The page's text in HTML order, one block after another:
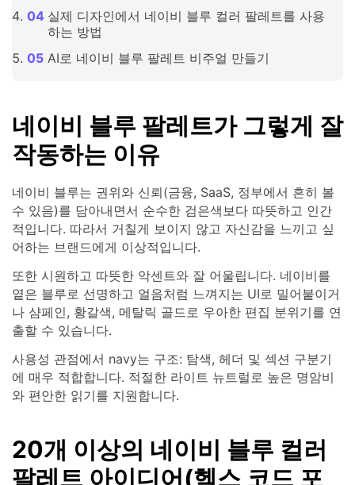
실제 디자인에서 네이비 블루 컬러 팔레트를 사용
하는 방법
AI로 네이비 블루 팔레트 비주얼 만들기
네이비 블루 팔레트가 그렇게 잘
작동하는 이유
네이비 블루는 권위와 신뢰(금융, SaaS, 정부에서 흔히 볼
수 있음)를 담아내면서 순수한 검은색보다 따뜻하고 인간
적입니다. 따라서 거칠게 보이지 않고 자신감을 느끼고 싶
어하는 브랜드에게 이상적입니다.
또한 시원하고 따뜻한 악센트와 잘 어울립니다. 네이비를
옅은 블루로 선명하고 얼음처럼 느껴지는 UI로 밀어붙이거
나 샴페인, 황갈색, 메탈릭 골드로 우아한 편집 분위기를 연
출할 수 있습니다.
사용성 관점에서 navy는 구조: 탐색, 헤더 및 섹션 구분기
에 매우 적합합니다. 적절한 라이트 뉴트럴로 높은 명암비
와 편안한 읽기를 지원합니다.
20개 이상의 네이비 블루 컬러
팔레트 아이디어(헥스 코드 포